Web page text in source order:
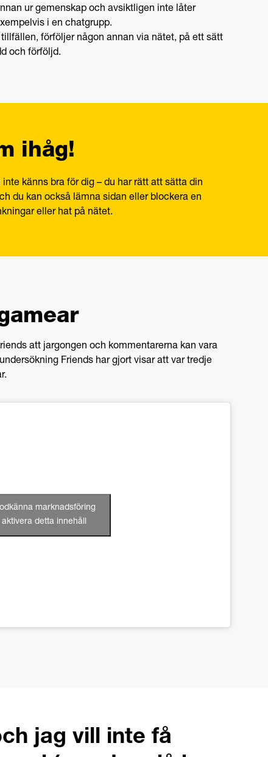
ur gemenskap och avsiktligen inte låter
i en chatgrupp.
förföljer någon annan via nätet, på ett sätt
och förföljd.
ihåg!
känns bra för dig – du har rätt att sätta din
du kan också lämna sidan eller blockera en
eller hat på nätet.
att jargongen och kommentarerna kan vara
Friends har gjort visar att var tredje
marknadsföring
detta innehåll
jag vill inte få